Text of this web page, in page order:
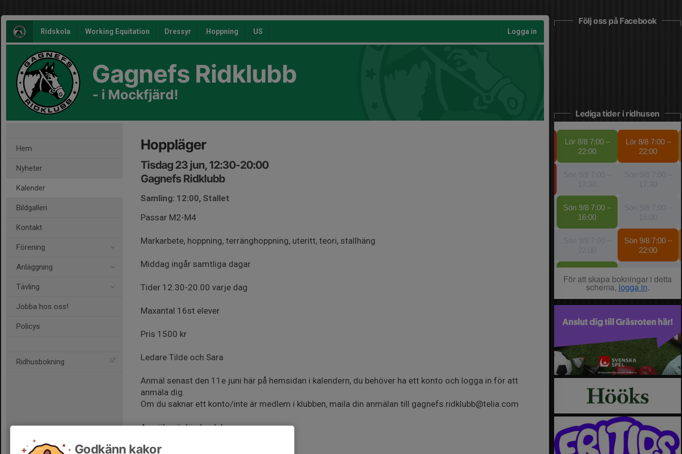
Ridskola Working Equitation Dressyr Hoppning US Logga in
Gagnefs Ridklubb
- i Mockfjärd!
Hem
Nyheter
Kalender
Bildgalleri
Kontakt
Förening
Anläggning
Tävling
Jobba hos oss!
Policys
Ridhusbokning
Hoppläger
Tisdag 23 jun, 12:30-20:00
Gagnefs Ridklubb
Samling: 12:00, Stallet
Passar M2-M4
Markarbete, hoppning, terränghoppning, uteritt, teori, stallhäng
Middag ingår samtliga dagar
Tider 12.30-20.00 varje dag
Maxantal 16st elever
Pris 1500 kr
Ledare Tilde och Sara
Anmäl senast den 11e juni här på hemsidan i kalendern, du behöver ha ett konto och logga in för att
anmäla dig.
Om du saknar ett konto/inte är medlem i klubben, maila din anmälan till gagnefs.ridklubb@telia.com
Anmälan är bindande!
Följ oss på Facebook
Lediga tider i ridhusen
Godkänn kakor